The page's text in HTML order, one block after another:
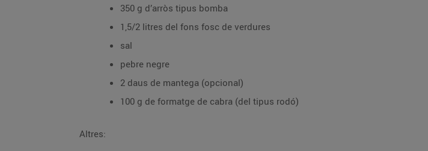
350 g d’arròs tipus bomba
1,5/2 litres del fons fosc de verdures
sal
pebre negre
2 daus de mantega (opcional)
100 g de formatge de cabra (del tipus rodó)
Altres: